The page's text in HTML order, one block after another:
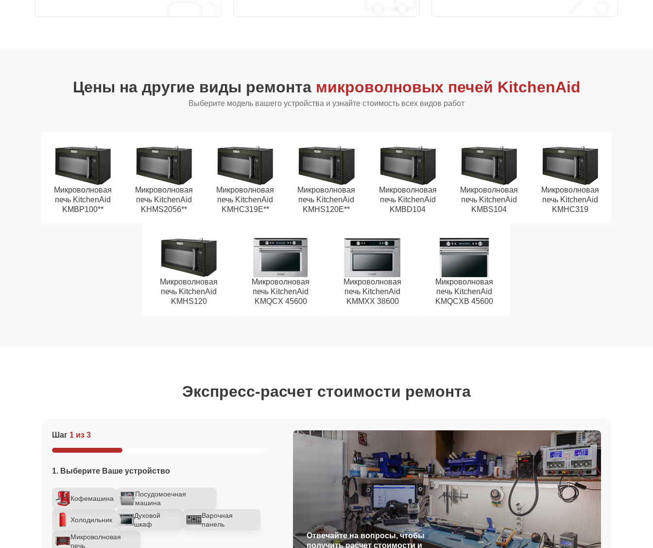
Цены на другие виды ремонта микроволновых печей KitchenAid
Выберите модель вашего устройства и узнайте стоимость всех видов работ
Микроволновая
печь KitchenAid
KMBP100**
Микроволновая
печь KitchenAid
KHMS2056**
Микроволновая
печь KitchenAid
KMHC319E**
Микроволновая
печь KitchenAid
KMHS120E**
Микроволновая
печь KitchenAid
KMBD104
Микроволновая
печь KitchenAid
KMBS104
Микроволновая
печь KitchenAid
KMHC319
Микроволновая
печь KitchenAid
KMHS120
Микроволновая
печь KitchenAid
KMQCX 45600
Микроволновая
печь KitchenAid
KMMXX 38600
Микроволновая
печь KitchenAid
KMQCXB 45600
Экспресс-расчет стоимости ремонта
Шаг 1 из 3
1. Выберите Ваше устройство
Кофемашина
Посудомоечная
машина
Холодильник
Духовой
шкаф
Варочная
панель
Микроволновая
печь
Отвечайте на вопросы, чтобы
получить расчет стоимости и